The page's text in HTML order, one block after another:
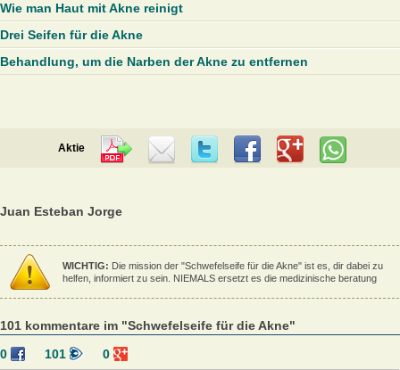
Wie man Haut mit Akne reinigt
Drei Seifen für die Akne
Behandlung, um die Narben der Akne zu entfernen
Aktie
Juan Esteban Jorge
WICHTIG: Die mission der "Schwefelseife für die Akne" ist es, dir dabei zu
helfen, informiert zu sein. NIEMALS ersetzt es die medizinische beratung
101 kommentare im "Schwefelseife für die Akne"
0
101 0